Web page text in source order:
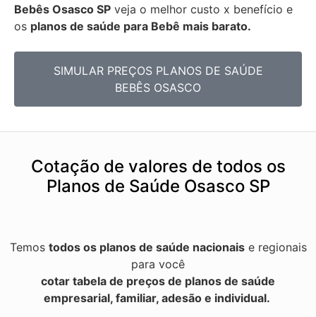
Bebês Osasco SP veja o melhor custo x benefício e
os planos de saúde para Bebê mais barato.
SIMULAR PREÇOS PLANOS DE SAÚDE
BEBÊS OSASCO
Cotação de valores de todos os
Planos de Saúde Osasco SP
Temos todos os planos de saúde nacionaise regionais
para você
cotar tabela de preços de planos de saúde
empresarial, familiar, adesão e individual.